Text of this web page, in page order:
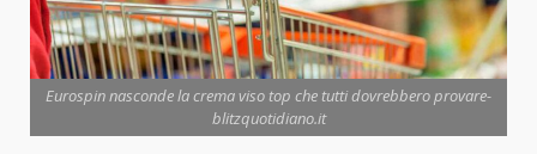
Eurospin nasconde la crema viso top che tutti dovrebbero provare-
blitzquotidiano.it